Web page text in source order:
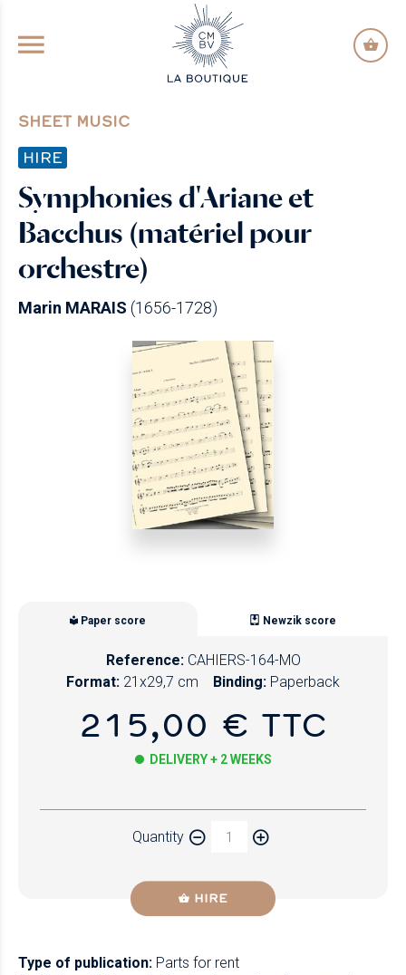
GO TO PRINCIPAL CONTENT
SHEET MUSIC
HIRE
Symphonies d'Ariane et
Bacchus (matériel pour
orchestre)
Marin MARAIS (1656-1728)
Paper score Newzik score
Reference: CAHIERS-164-MO
Format: 21x29,7 cm Binding: Paperback
215,00 € TTC
DELIVERY + 2 WEEKS
Quantity
HIRE
Type of publication: Parts for rent